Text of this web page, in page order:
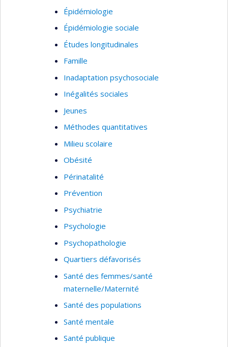
Épidémiologie
Épidémiologie sociale
Études longitudinales
Famille
Inadaptation psychosociale
Inégalités sociales
Jeunes
Méthodes quantitatives
Milieu scolaire
Obésité
Périnatalité
Prévention
Psychiatrie
Psychologie
Psychopathologie
Quartiers défavorisés
Santé des femmes/santé
maternelle/Maternité
Santé des populations
Santé mentale
Santé publique